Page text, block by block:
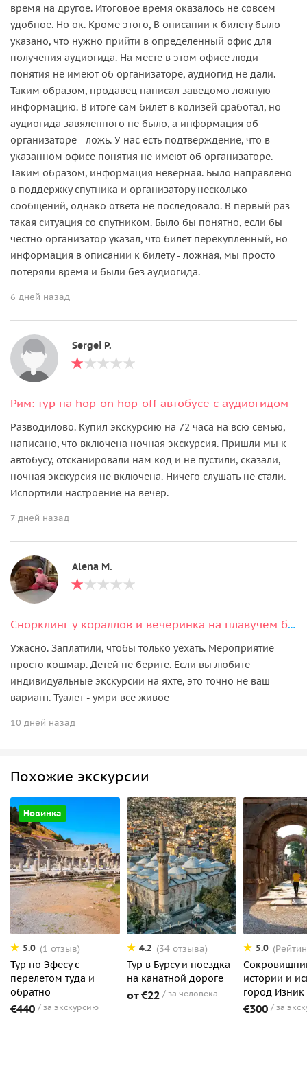
время на другое. Итоговое время оказалось не совсем
удобное. Но ок. Кроме этого, В описании к билету было
указано, что нужно прийти в определенный офис для
получения аудиогида. На месте в этом офисе люди
понятия не имеют об организаторе, аудиогид не дали.
Таким образом, продавец написал заведомо ложную
информацию. В итоге сам билет в колизей сработал, но
аудиогида завяленного не было, а информация об
организаторе - ложь. У нас есть подтверждение, что в
указанном офисе понятия не имеют об организаторе.
Таким образом, информация неверная. Было направлено
в поддержку спутника и организатору несколько
сообщений, однако ответа не последовало. В первый раз
такая ситуация со спутником. Было бы понятно, если бы
честно организатор указал, что билет перекупленный, но
информация в описании к билету - ложная, мы просто
потеряли время и были без аудиогида.
6 дней назад
Sergei P.
Рим: тур на hop-on hop-off автобусе с аудиогидом
Разводилово. Купил экскурсию на 72 часа на всю семью,
написано, что включена ночная экскурсия. Пришли мы к
автобусу, отсканировали нам код и не пустили, сказали,
ночная экскурсия не включена. Ничего слушать не стали.
Испортили настроение на вечер.
7 дней назад
Alena M.
Снорклинг у кораллов и вечеринка на плавучем баре
Ужасно. Заплатили, чтобы только уехать. Мероприятие
просто кошмар. Детей не берите. Если вы любите
индивидуальные экскурсии на яхте, это точно не ваш
вариант. Туалет - умри все живое
10 дней назад
Похожие экскурсии
Новинка
5.0 (1 отзыв)
Тур по Эфесу с
перелетом туда и
обратно
€440 за экскурсию
4.2 (34 отзыва)
Тур в Бурсу и поездка
на канатной дороге
от €22 за человека
5.0
истории и
город Изник
€300 за